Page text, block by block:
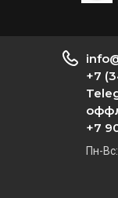
+7
+7
Пн-